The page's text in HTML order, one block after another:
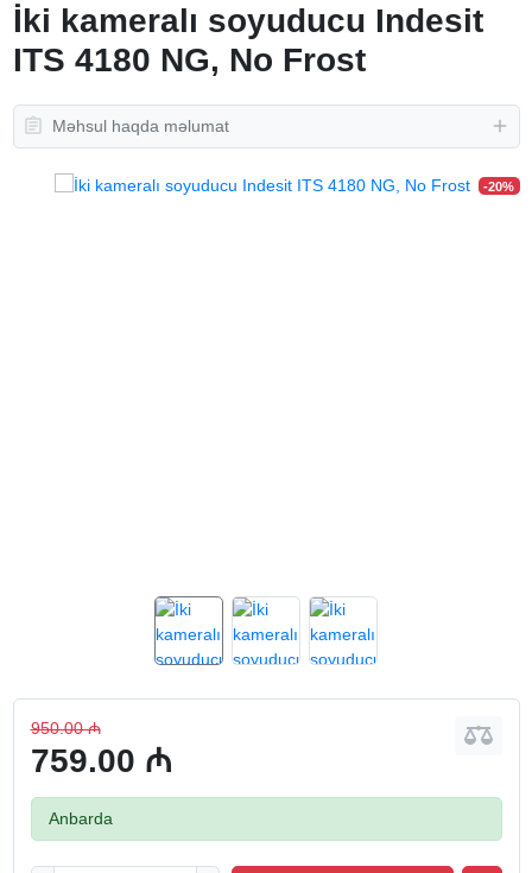
İki kameralı soyuducu Indesit
ITS 4180 NG, No Frost
Məhsul haqda məlumat
-20%
950.00 ₼
759.00 ₼
Anbarda